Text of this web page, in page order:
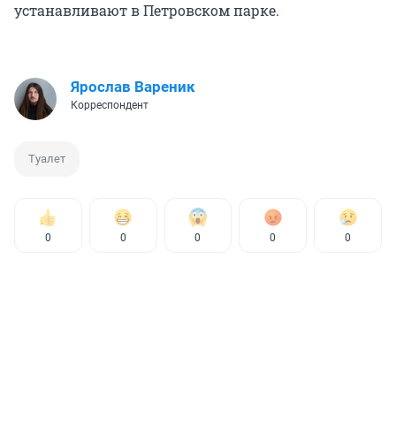
устанавливают в Петровском парке.
Ярослав Вареник
Корреспондент
Туалет
0 0 0 0 0